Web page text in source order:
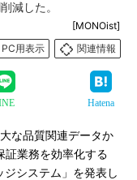
減した。
[MONOist]
PC用表示
関連情報
Hatena
な品質関連データか
証業務を効率化する
システム」を発表し